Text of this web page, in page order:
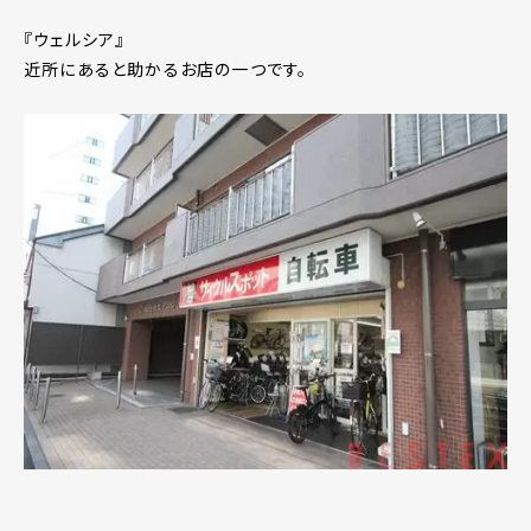
『ウェルシア』
近所にあると助かるお店の一つです。